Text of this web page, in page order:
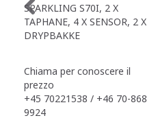
SPARKLING S70I, 2 X
TAPHANE, 4 X SENSOR, 2 X
DRYPBAKKE
Chiama per conoscere il
prezzo
+45 70221538 / +46 70-868
9924